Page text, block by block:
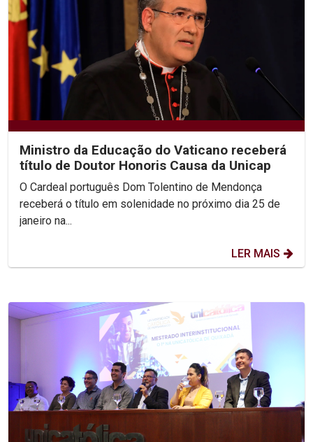
Ministro da Educação do Vaticano receberá
título de Doutor Honoris Causa da Unicap
O Cardeal português Dom Tolentino de Mendonça
receberá o título em solenidade no próximo dia 25 de
janeiro na...
LER MAIS